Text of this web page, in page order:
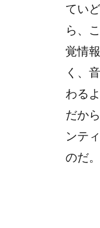
てい
ら、
覚情
く、
わる
だか
ンテ
のだ。